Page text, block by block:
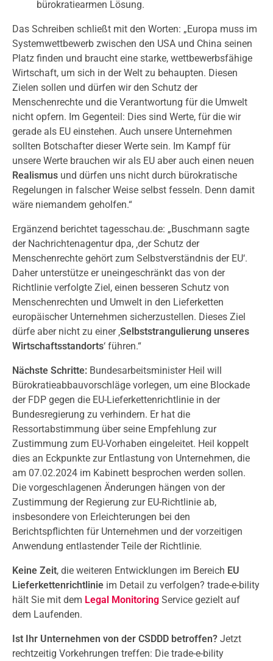
bürokratiearmen Lösung.
Das Schreiben schließt mit den Worten: „Europa muss im
Systemwettbewerb zwischen den USA und China seinen
Platz finden und braucht eine starke, wettbewerbsfähige
Wirtschaft, um sich in der Welt zu behaupten. Diesen
Zielen sollen und dürfen wir den Schutz der
Menschenrechte und die Verantwortung für die Umwelt
nicht opfern. Im Gegenteil: Dies sind Werte, für die wir
gerade als EU einstehen. Auch unsere Unternehmen
sollten Botschafter dieser Werte sein. Im Kampf für
unsere Werte brauchen wir als EU aber auch einen neuen
Realismus und dürfen uns nicht durch bürokratische
Regelungen in falscher Weise selbst fesseln. Denn damit
wäre niemandem geholfen.“
Ergänzend berichtet tagesschau.de: „Buschmann sagte
der Nachrichtenagentur dpa, ‚der Schutz der
Menschenrechte gehört zum Selbstverständnis der EU‘.
Daher unterstütze er uneingeschränkt das von der
Richtlinie verfolgte Ziel, einen besseren Schutz von
Menschenrechten und Umwelt in den Lieferketten
europäischer Unternehmen sicherzustellen. Dieses Ziel
dürfe aber nicht zu einer ‚Selbststrangulierung unseres
Wirtschaftsstandorts‘ führen.“
Nächste Schritte: Bundesarbeitsminister Heil will
Bürokratieabbauvorschläge vorlegen, um eine Blockade
der FDP gegen die EU-Lieferkettenrichtlinie in der
Bundesregierung zu verhindern. Er hat die
Ressortabstimmung über seine Empfehlung zur
Zustimmung zum EU-Vorhaben eingeleitet. Heil koppelt
dies an Eckpunkte zur Entlastung von Unternehmen, die
am 07.02.2024 im Kabinett besprochen werden sollen.
Die vorgeschlagenen Änderungen hängen von der
Zustimmung der Regierung zur EU-Richtlinie ab,
insbesondere von Erleichterungen bei den
Berichtspflichten für Unternehmen und der vorzeitigen
Anwendung entlastender Teile der Richtlinie.
Keine Zeit, die weiteren Entwicklungen im Bereich EU
Lieferkettenrichtlinie im Detail zu verfolgen? trade-e-bility
hält Sie mit dem Legal Monitoring Service gezielt auf
dem Laufenden.
Ist Ihr Unternehmen von der CSDDD betroffen? Jetzt
rechtzeitig Vorkehrungen treffen: Die trade-e-bility